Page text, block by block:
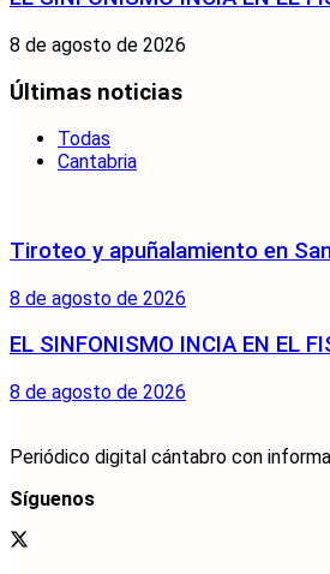
8 de agosto de 2026
Últimas noticias
Todas
Cantabria
Tiroteo y apuñalamiento en
8 de agosto de 2026
EL SINFONISMO INCIA EN EL
8 de agosto de 2026
Periódico digital cántabro con
Síguenos